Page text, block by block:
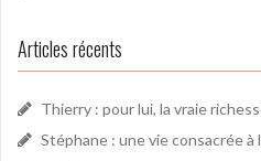
Articles récents
Thierry : pour lui, la vraie
Stéphane : une vie consacrée à